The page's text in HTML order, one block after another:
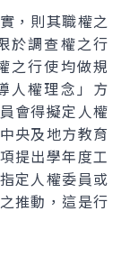
，則其職權之
於調查權之行
之行使均做規
人權理念」方
會得擬定人權
央及地方教育
提出學年度工
定人權委員或
推動，這是行